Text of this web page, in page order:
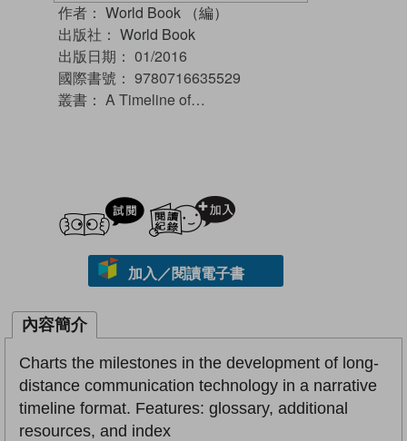
作者： World Book （編）
出版社： World Book
出版日期： 01/2016
國際書號： 9780716635529
叢書： A Timeline of…
試閲
加入／閱讀電子書
內容簡介
Charts the milestones in the development of long-
distance communication technology in a narrative
timeline format. Features: glossary, additional
resources, and index